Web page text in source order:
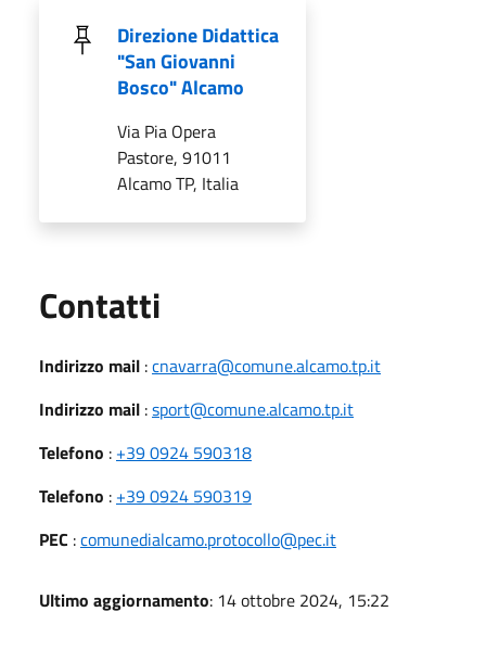
Direzione Didattica
"San Giovanni
Bosco" Alcamo
Via Pia Opera
Pastore, 91011
Alcamo TP, Italia
Contatti
Indirizzo mail :cnavarra@comune.alcamo.tp.it
Indirizzo mail :sport@comune.alcamo.tp.it
Telefono : +39 0924 590318
Telefono : +39 0924 590319
PEC :comunedialcamo.protocollo@pec.it
Ultimo aggiornamento: 14 ottobre 2024, 15:22